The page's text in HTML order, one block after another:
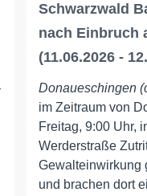
Schwarzwald
nach Einbruch
(11.06.2026 -
Donaueschingen
im Zeitraum von
Freitag, 9:00 Uhr,
Werderstraße
Gewalteinwirkung
und brachen dort